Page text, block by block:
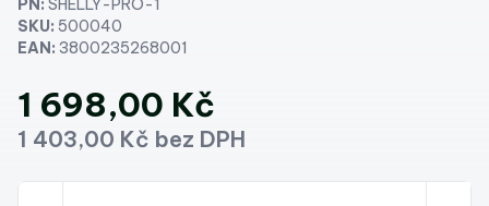
PN: SHELLY-PRO-1
SKU: 500040
EAN: 3800235268001
1 698,00 Kč
1 403,00 Kč bez DPH